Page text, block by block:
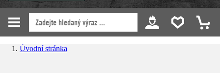
Úvodní stránka